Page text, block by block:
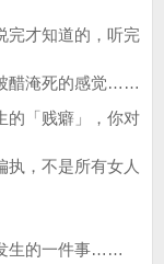
才知道的，听完
醋淹死的感觉……
「贱癖」，你对
，不是所有女人
生的一件事……